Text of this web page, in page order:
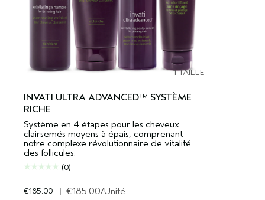
1 TAILLE
INVATI ULTRA ADVANCED™ SYSTÈME
RICHE
Système en 4 étapes pour les cheveux
clairsemés moyens à épais, comprenant
notre complexe révolutionnaire de vitalité
des follicules.
(0)
€185.00 | €185.00/Unité